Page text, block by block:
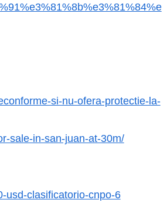
si-nu-ofera-protectie-la-
sale-in-san-juan-at-30m/
usd-clasificatorio-cnpo-6